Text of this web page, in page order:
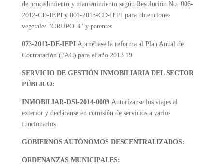
de procedimiento y mantenimiento según Resolución No. 006-
2012-CD-IEPI y 001-2013-CD-IEPI para obtenciones
vegetales "GRUPO B" y patentes
073-2013-DE-IEPI Apruébase la reforma al Plan Anual de
Contratación (PAC) para el año 2013 19
SERVICIO DE GESTIÓN INMOBILIARIA DEL SECTOR
PÚBLICO:
INMOBILIAR-DSI-2014-0009 Autorízanse los viajes al
exterior y decláranse en comisión de servicios a varios
funcionarios
GOBIERNOS AUTÓNOMOS DESCENTRALIZADOS:
ORDENANZAS MUNICIPALES: